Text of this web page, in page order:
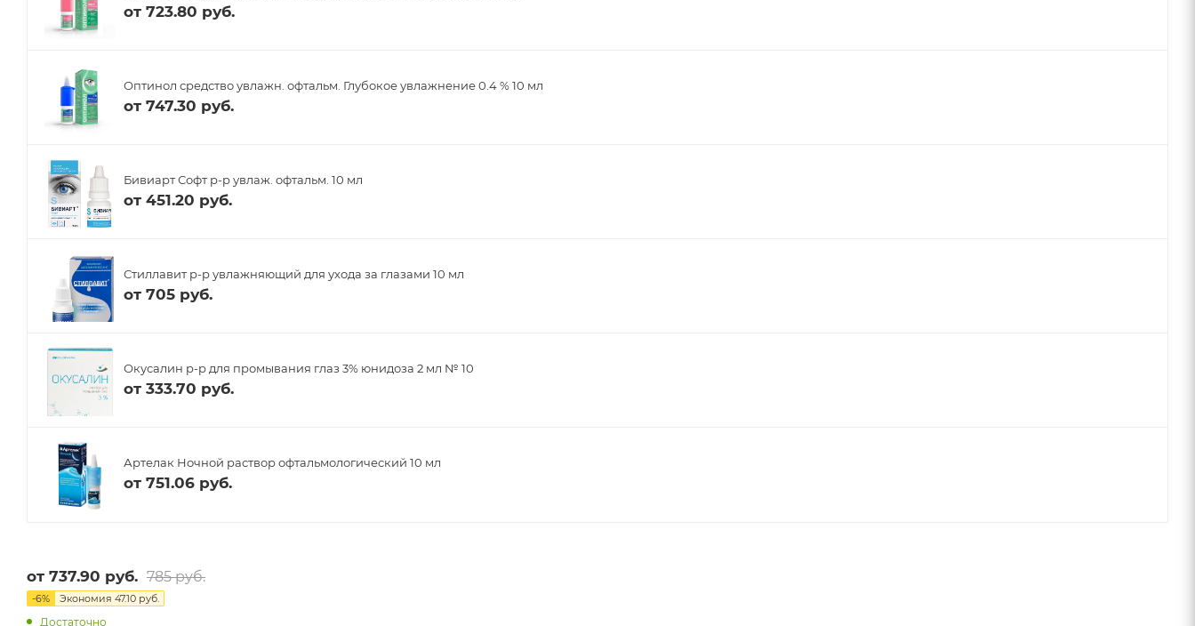
от 723.80 руб.
Оптинол средство увлажн. офтальм. Глубокое увлажнение 0.4 % 10 мл
от 747.30 руб.
Бивиарт Софт р-р увлаж. офтальм. 10 мл
от 451.20 руб.
Стиллавит р-р увлажняющий для ухода за глазами 10 мл
от 705 руб.
Окусалин р-р для промывания глаз 3% юнидоза 2 мл № 10
от 333.70 руб.
Артелак Ночной раствор офтальмологический 10 мл
от 751.06 руб.
от 737.90 руб. 785 руб.
-6% Экономия 47.10 руб.
Достаточно